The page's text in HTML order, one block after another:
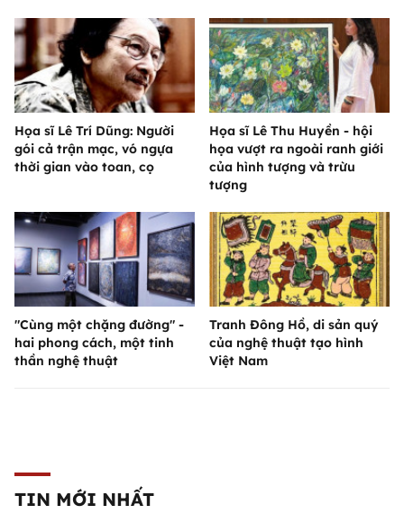
Họa sĩ Lê Trí Dũng: Người
gói cả trận mạc, vó ngựa
thời gian vào toan, cọ
Họa sĩ Lê Thu Huyền - hội
họa vượt ra ngoài ranh giới
của hình tượng và trừu
tượng
"Cùng một chặng đường" -
hai phong cách, một tinh
thần nghệ thuật
Tranh Đông Hồ, di sản quý
của nghệ thuật tạo hình
Việt Nam
TIN MỚI NHẤT